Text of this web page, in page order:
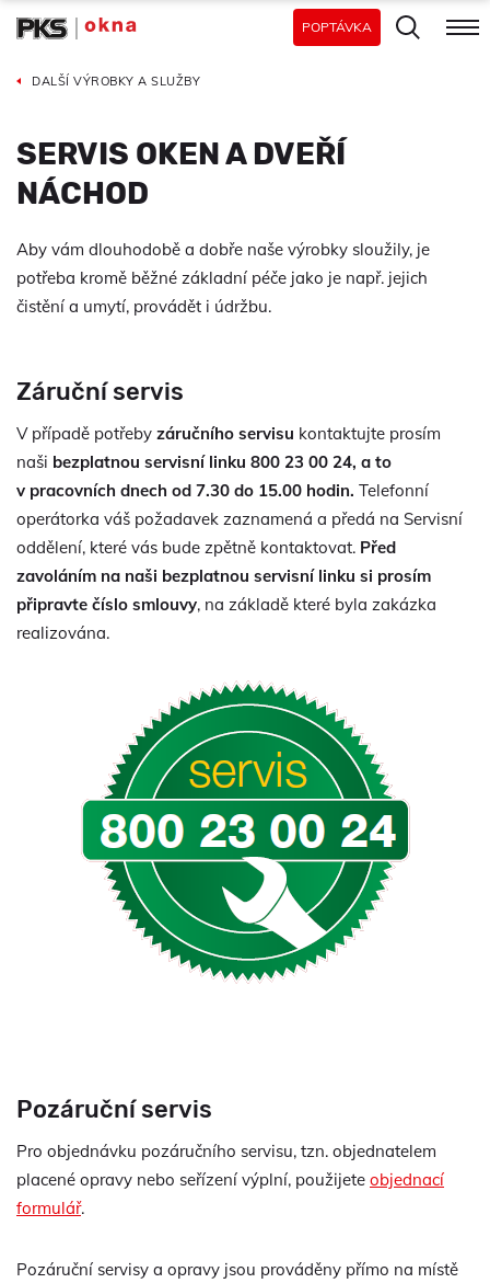
POPTÁVKA
DALŠÍ VÝROBKY A SLUŽBY
SERVIS OKEN A DVEŘÍ
NÁCHOD
Aby vám dlouhodobě a dobře naše výrobky sloužily, je
potřeba kromě běžné základní péče jako je např. jejich
čistění a umytí, provádět i údržbu.
Záruční servis
V případě potřeby záručního servisu kontaktujte prosím
naši bezplatnou servisní linku 800 23 00 24, a to
v pracovních dnech od 7.30 do 15.00 hodin. Telefonní
operátorka váš požadavek zaznamená a předá na Servisní
oddělení, které vás bude zpětně kontaktovat. Před
zavoláním na naši bezplatnou servisní linku si prosím
připravte číslo smlouvy, na základě které byla zakázka
realizována.
Pozáruční servis
Pro objednávku pozáručního servisu, tzn. objednatelem
placené opravy nebo seřízení výplní, použijete objednací
formulář.
Pozáruční servisy a opravy jsou prováděny přímo na místě